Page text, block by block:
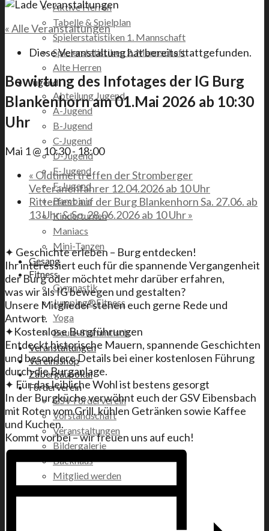
Aktive Herren
Tabelle & Spielplan
Spielerstatistiken 1. Mannschaft
Spielerstatistiken 2. Mannschaft
Alte Herren
Jugend
Abteilung Jugend
A-Jugend
B-Jugend
C-Jugend
D-Jugend
E-Jugend
F-Jugend
Bambinis
Kinderturnen
Maniacs
Mini-Tanzen
Gesang
Fitness
Gymnastik
Jumping®Fitness
Yoga
Boule-Stammtisch
Veranstaltungen
Vereinsshop
Zabergäupokal
Förderverein
GSV Förderverein
Vorstandschaft
Veranstaltungen
Bildergalerie
Backhaus
Mitglied werden
« Alle Veranstaltungen
Diese Veranstaltung hat bereits stattgefunden.
Bewirtung des Infotages der IG Burg
Blankenhorn am 01.Mai 2026 ab 10:30
Uhr
Mai 1 @ 10:30- 18:00
« Oldtimertreffen der Stromberger
Veteranenfahrer 12.04.2026 ab 10 Uhr
Ritterfest auf der Burg Blankenhorn Sa. 27.06. ab
13 Uhr & So. 28.06.2026 ab 10 Uhr»
✦ Geschichte erleben – Burg entdecken!
Ihr interessiert euch für die spannende Vergangenheit
der Burg oder möchtet mehr darüber erfahren,
was wir als IG bewegen und gestalten?
Unsere Mitglieder stehen euch gerne Rede und
Antwort.
✦Kostenlose Burgführungen
Entdeckt historische Mauern, spannende Geschichten
und besondere Details bei einer kostenlosen Führung
durch die Burganlage.
✦ Für das leibliche Wohl ist bestens gesorgt
In der Burgküche verwöhnt euch der GSV Eibensbach
mit Roten vom Grill, kühlen Getränken sowie Kaffee
und Kuchen.
Kommt vorbei – wir freuen uns auf euch!